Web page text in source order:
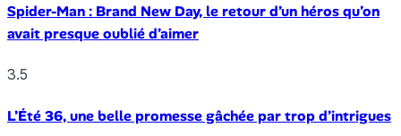
Spider-Man : Brand New Day, le retour d’un héros qu’on
avait presque oublié d’aimer
3.5
L’Été 36, une belle promesse gâchée par trop d’intrigues